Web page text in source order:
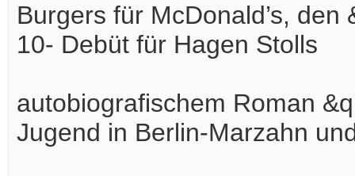
Burgers für McDonald’s,
10- Debüt für Hagen Stolls
autobiografischem Roman
Jugend in Berlin-Marzahn